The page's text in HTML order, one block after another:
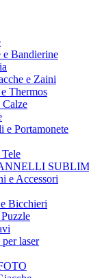
e Bandierine
e Zaini
Thermos
e Portamonete
e Accessori
Bicchieri
laser